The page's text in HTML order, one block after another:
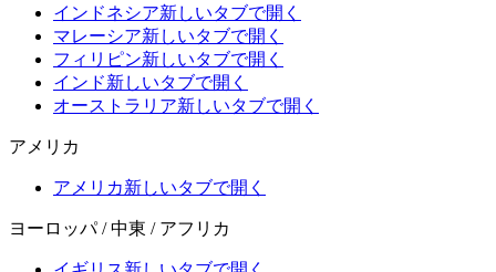
インドネシア新しいタブで開く
マレーシア新しいタブで開く
フィリピン新しいタブで開く
インド新しいタブで開く
オーストラリア新しいタブで開く
アメリカ
アメリカ新しいタブで開く
ヨーロッパ / 中東 / アフリカ